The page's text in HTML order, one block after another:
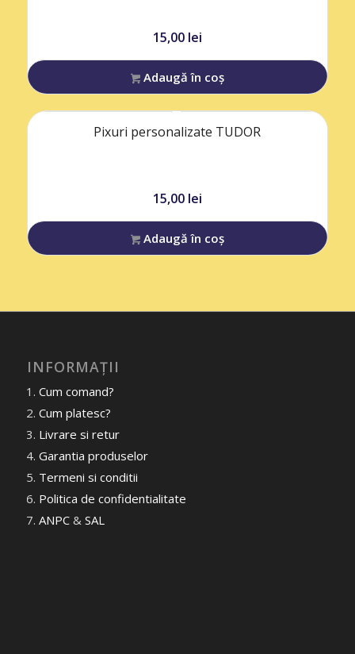
15,00 lei
Adaugă în coș
Pixuri personalizate TUDOR
15,00 lei
Adaugă în coș
INFORMAȚII
Cum comand?
Cum platesc?
Livrare si retur
Garantia produselor
Termeni si conditii
Politica de confidentialitate
ANPC& SAL